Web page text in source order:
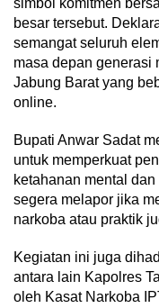
simbol komitmen
besar tersebut.
semangat seluruh
masa depan generasi
Jabung Barat yang
online.
Bupati Anwar Sadat
untuk memperkuat
ketahanan mental
segera melapor jika
narkoba atau praktik
Kegiatan ini juga
antara lain Kapolres
oleh Kasat Narkoba